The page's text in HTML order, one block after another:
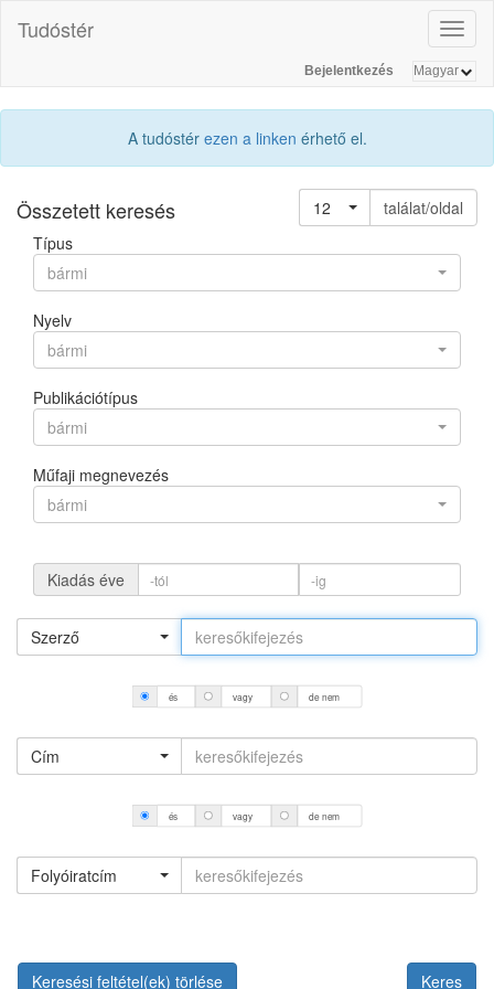
Tudóstér
Bejelentkezés
A tudóstér ezen a linken érhető el.
Összetett keresés 12
találat/oldal
Típus
bármi
Nyelv
bármi
Publikációtípus
bármi
Műfaji megnevezés
bármi
Kiadás éve
Szerző
és vagy de nem
Cím
és vagy de nem
Folyóiratcím
Keresési feltétel(ek) törlése